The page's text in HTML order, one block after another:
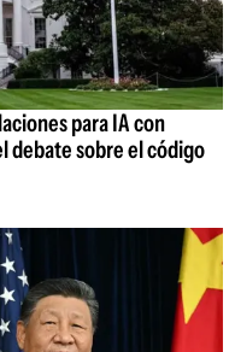
para IA con
debate sobre el código